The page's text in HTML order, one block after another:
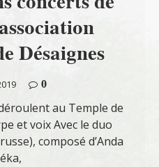
Désaignes
0
au Temple de
et voix Avec le duo
composé d’Anda